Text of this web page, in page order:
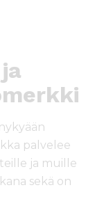
palvelee
ja muille
sekä on